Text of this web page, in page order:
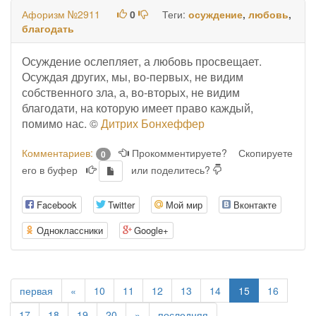
Афоризм №2911 0 Теги: осуждение, любовь,
благодать
Осуждение ослепляет, а любовь просвещает.
Осуждая других, мы, во-первых, не видим
собственного зла, а, во-вторых, не видим
благодати, на которую имеет право каждый,
помимо нас. ©Дитрих Бонхеффер
Комментариев: 0 Прокомментируете?
Скопируете
его в буфер
или поделитесь?
Facebook Twitter Мой мир
Вконтакте
Одноклассники
Google+
первая « 10 11 12 13 14 15(current)
16